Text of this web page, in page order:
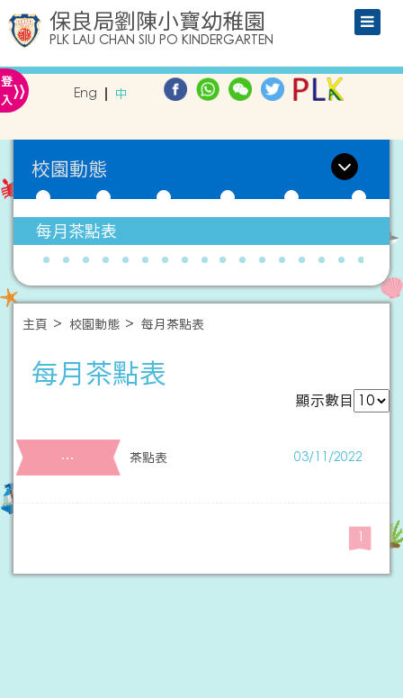
保良局劉陳小寶幼稚園
PLK LAU CHAN SIU PO KINDERGARTEN
登
入» Eng 中
校園動態
每月茶點表
主頁 校園動態 每月茶點表
每月茶點表
顯示數目
… 茶點表 03/11/2022
1